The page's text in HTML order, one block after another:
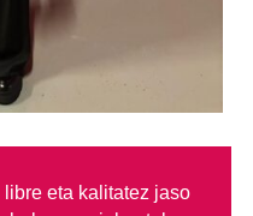
eta kalitatez jaso